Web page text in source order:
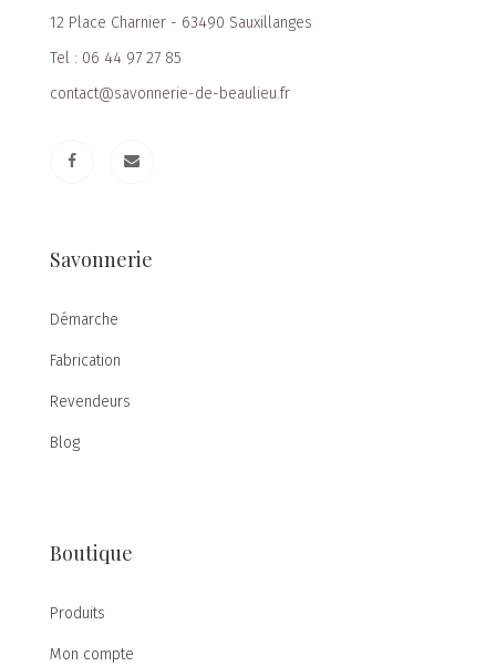
12 Place Charnier - 63490 Sauxillanges
Tel : 06 44 97 27 85
contact@savonnerie-de-beaulieu.fr
Savonnerie
Démarche
Fabrication
Revendeurs
Blog
Boutique
Produits
Mon compte